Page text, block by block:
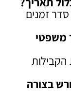
זמנים
משפטי
הקבילות
בצורה